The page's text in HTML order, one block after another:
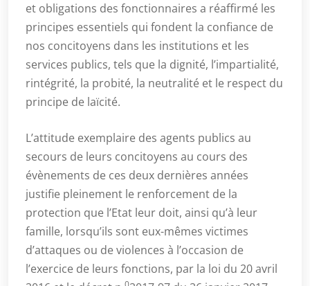
et obligations des fonctionnaires a réaffirmé les
principes essentiels qui fondent la confiance de
nos concitoyens dans les institutions et les
services publics, tels que la dignité, l’impartialité,
rintégrité, la probité, la neutralité et le respect du
principe de laïcité.
L’attitude exemplaire des agents publics au
secours de leurs concitoyens au cours des
évènements de ces deux dernières années
justifie pleinement le renforcement de la
protection que l’Etat leur doit, ainsi qu’à leur
famille, lorsqu’ils sont eux-mêmes victimes
d’attaques ou de violences à l’occasion de
l’exercice de leurs fonctions, par la loi du 20 avril